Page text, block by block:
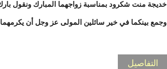
خديجة منت شكرود بمناسبة زواجهما المبارك ونقول
وجمع بينكما في خير سائلين المولى عز وجل أن
التفاصيل